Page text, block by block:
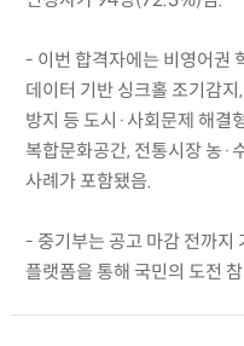
- 이번 합격자에는 비영어권
데이터 기반 싱크홀 조기감
방지 등 도시·사회문제 해결
복합문화공간, 전통시장 농·
사례가 포함됐음.
- 중기부는 공고 마감 전까지
플랫폼을 통해 국민의 도전